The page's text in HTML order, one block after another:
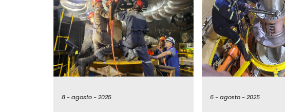
8 -agosto -2025 6 - agosto - 2025